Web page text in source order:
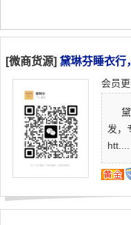
[微商货源] 黛琳芬睡衣行
会员
黛
发，
htt....